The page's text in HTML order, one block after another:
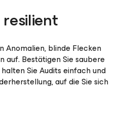
Anomalien, blinde Flecken
auf. Bestätigen Sie saubere
Sie Audits einfach und
auf die Sie sich